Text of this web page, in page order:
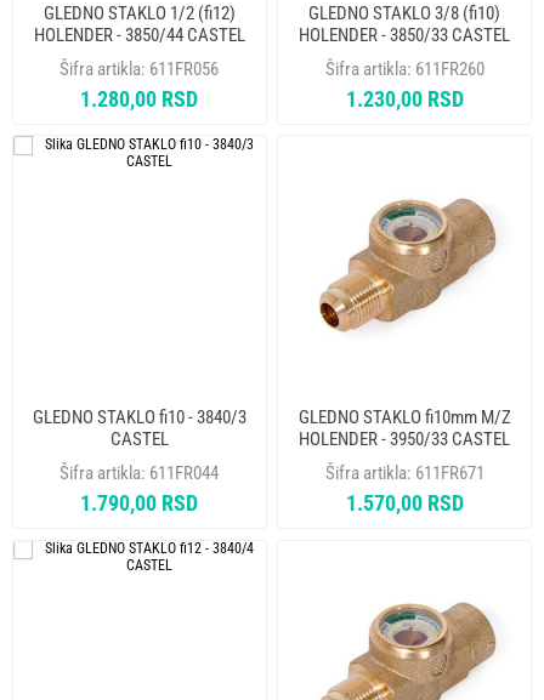
GLEDNO STAKLO 1/2 (fi12)
HOLENDER - 3850/44 CASTEL
Šifra artikla: 611FR056
1.280,00 RSD
GLEDNO STAKLO 3/8 (fi10)
HOLENDER - 3850/33 CASTEL
Šifra artikla: 611FR260
1.230,00 RSD
GLEDNO STAKLO fi10 - 3840/3
CASTEL
Šifra artikla: 611FR044
1.790,00 RSD
GLEDNO STAKLO fi10mm M/Z
HOLENDER - 3950/33 CASTEL
Šifra artikla: 611FR671
1.570,00 RSD